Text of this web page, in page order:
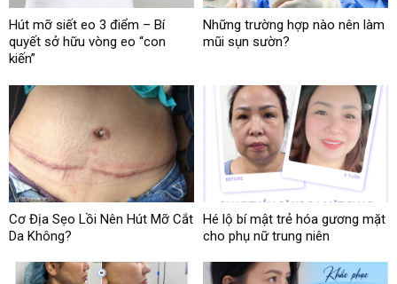
Hút mỡ siết eo 3 điểm – Bí
quyết sở hữu vòng eo “con
kiến”
Những trường hợp nào nên làm
mũi sụn sườn?
Cơ Địa Sẹo Lồi Nên Hút Mỡ Cắt
Da Không?
Hé lộ bí mật trẻ hóa gương mặt
cho phụ nữ trung niên